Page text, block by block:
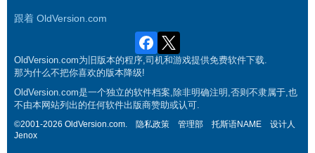
跟着 OldVersion.com
OldVersion.com为旧版本的程序,司机和游戏提供免费软件下载.
那为什么不把你喜欢的版本降级!
OldVersion.com是一个独立的软件档案,除非明确注明,否则不隶属于,也
不由本网站列出的任何软件出版商赞助或认可.
©2001-2026 OldVersion.com. 隐私政策 管理部 托斯语NAME
设计人
Jenox